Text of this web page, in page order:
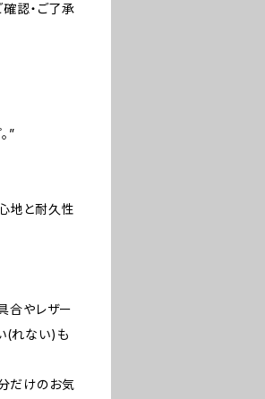
認・ご了承
”
地と耐久性
合やレザー
(れない)も
だけのお気